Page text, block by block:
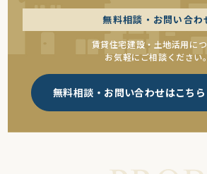
無料相談・お問い合わ
賃貸住宅建設・土地活用に
お気軽にご相談ください。
無料相談・お問い合わせはこちら